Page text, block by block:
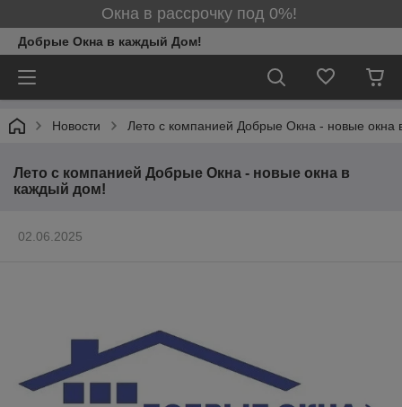
Окна в рассрочку под 0%!
Добрые Окна в каждый Дом!
Новости Лето с компанией Добрые Окна - новые окна
Лето с компанией Добрые Окна - новые окна в
каждый дом!
02.06.2025